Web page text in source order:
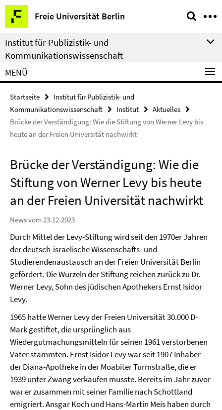
Springe
direkt
zu
Inhalt
Freie Universität Berlin
Service-
Navigation
Institut für Publizistik- und
Kommunikationswissenschaft
MENÜ
Startseite
Institut für Publizistik- und
Kommunikationswissenschaft
Institut
Aktuelles
Brücke der Verständigung: Wie die Stiftung von Werner Levy bis
heute an der Freien Universität nachwirkt
Brücke der Verständigung: Wie die
Stiftung von Werner Levy bis heute
an der Freien Universität nachwirkt
News vom 23.12.2023
Durch Mittel der Levy-Stiftung wird seit den 1970er Jahren
der deutsch-israelische Wissenschafts- und
Studierendenaustausch an der Freien Universität Berlin
gefördert. Die Wurzeln der Stiftung reichen zurück zu Dr.
Werner Levy, Sohn des jüdischen Apothekers Ernst Isidor
Levy.
1965 hatte Werner Levy der Freien Universität 30.000 D-
Mark gestiftet, die ursprünglich aus
Wiedergutmachungsmitteln für seinen 1961 verstorbenen
Vater stammten. Ernst Isidor Levy war seit 1907 Inhaber
der Diana-Apotheke in der Moabiter Turmstraße, die er
1939 unter Zwang verkaufen musste. Bereits im Jahr zuvor
war er zusammen mit seiner Familie nach Schottland
emigriert. Ansgar Koch und Hans-Martin Meis haben durch